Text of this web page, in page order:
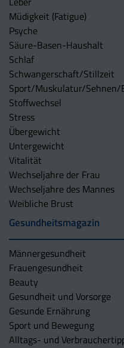
Müdigkeit (Fatigue)
Psyche
Säure-Basen-Haushalt
Schlaf
Schwangerschaft/Stillzeit
Sport/Muskulatur/Sehnen/
Stoffwechsel
Stress
Übergewicht
Untergewicht
Vitalität
Wechseljahre der Frau
Wechseljahre des Mannes
Weibliche Brust
Gesundheitsmagazin
Männergesundheit
Frauengesundheit
Beauty
Gesundheit und Vorsorge
Gesunde Ernährung
Sport und Bewegung
Alltags- und